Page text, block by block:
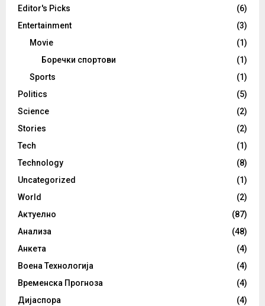
Editor's Picks
(6)
Entertainment
(3)
Movie
(1)
Боречки спортови
(1)
Sports
(1)
Politics
(5)
Science
(2)
Stories
(2)
Tech
(1)
Technology
(8)
Uncategorized
(1)
World
(2)
Актуелно
(87)
Анализа
(48)
Анкета
(4)
Воена Технологија
(4)
Временска Прогноза
(4)
Дијаспора
(4)